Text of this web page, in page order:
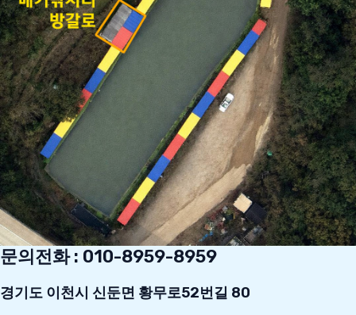
문의전화 : 010-8959-8959
경기도 이천시 신둔면 황무로52번길 80